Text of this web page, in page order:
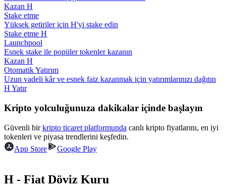
Rehber
Vadeli İşlemler Başlangıç Kılavuzu
Ticaret stratejileri
Nasıl kârlı kalabileceğinizi öğrenin
Kazan H
Stake etme
Yüksek getiriler için H'yi stake edin
Stake etme H
Launchpool
Esnek stake ile popüler tokenler kazanın
Kazan H
Otomatik Yatırım
Uzun vadeli kâr ve esnek faiz kazanmak için yatırımlarınızı dağıtın
H Yatır
Kripto yolculuğunuza dakikalar içinde başlayın
Güvenli birkripto ticaret platformunda canlı kripto fiyatlarını, en iyi
tokenleri ve piyasa trendlerini keşfedin.
App Store
Google Play
H - Fiat Döviz Kuru